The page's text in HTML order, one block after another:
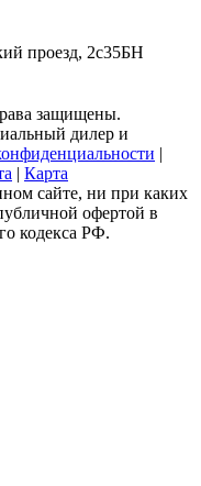
проезд, 2с35БН
защищены.
дилер и
|
| Карта
сайте, ни при каких
офертой в
кодекса РФ.